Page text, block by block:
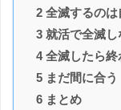
2 全滅するの
3 就活で全滅
4 全滅したら
5 まだ間に合
6 まとめ